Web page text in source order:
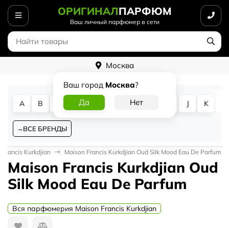
ОРИГИНАЛПАРФЮМ
Ваш личный парфюмер в сети
Москва
Ваш город Москва?
A B D G J K
ВСЕ БРЕНДЫ
Francis Kurkdjian Maison Francis Kurkdjian Oud Silk Mood Eau De Parfum
Maison Francis Kurkdjian Oud
Silk Mood Eau De Parfum
Вся парфюмерия Maison Francis Kurkdjian